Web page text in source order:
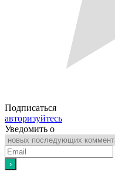
Подписаться
авторизуйтесь
Уведомить о